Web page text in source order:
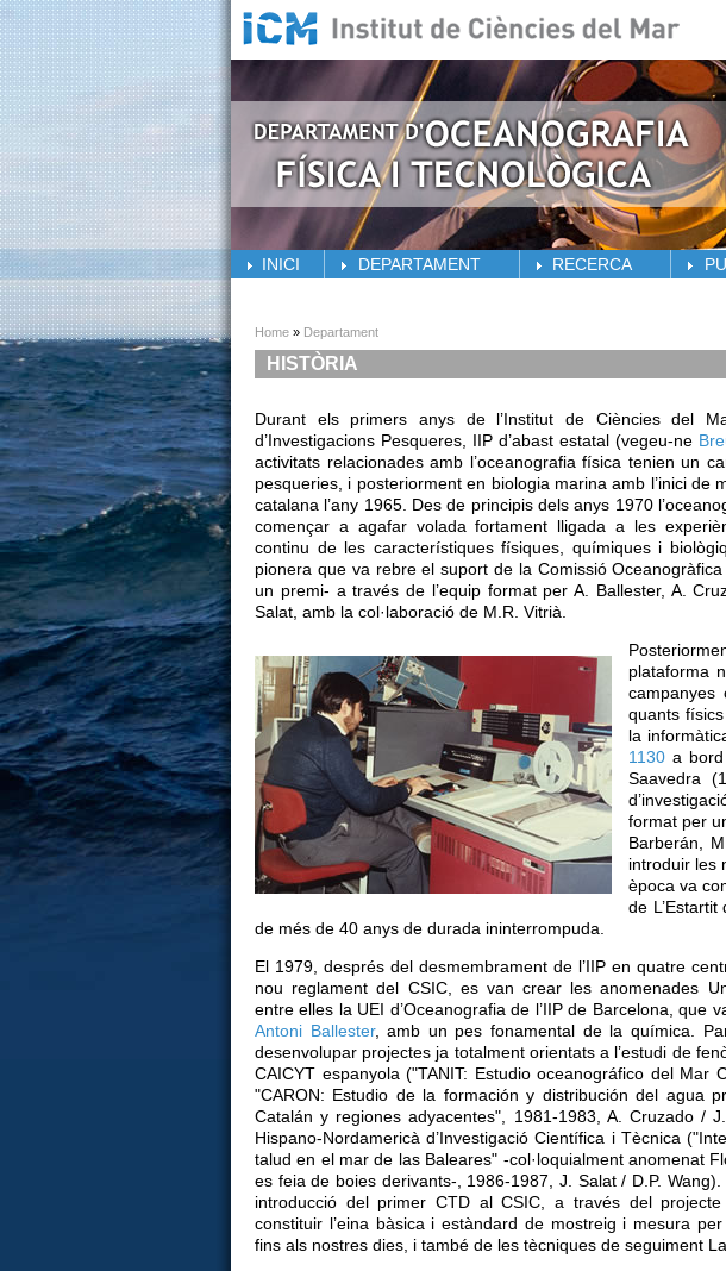
Skip to main content
INICI DEPARTAMENT RECERCA
You are here
Home » Departament
HISTÒRIA
Durant els primers anys de l’Institut de Ciències del
d’Investigacions Pesqueres, IIP d’abast estatal (vegeu-ne
activitats relacionades amb l’oceanografia física tenien un
pesqueries, i posteriorment en biologia marina amb l’inici de
catalana l’any 1965. Des de principis dels anys 1970
començar a agafar volada fortament lligada a les
continu de les característiques físiques, químiques i
pionera que va rebre el suport de la Comissió
un premi- a través de l’equip format per A. Ballester, A.
Salat, amb la col·laboració de M.R. Vitrià.
plataforma
campanyes
quants
la
1130 a
Saavedra
format per
Barberán,
introduir les
època va
de
de més de 40 anys de durada ininterrompuda.
El 1979, després del desmembrament de l’IIP en quatre
nou reglament del CSIC, es van crear les anomenades
entre elles la UEI d’Oceanografia de l’IIP de Barcelona, que
Antoni Ballester, amb un pes fonamental de la química.
desenvolupar projectes ja totalment orientats a l’estudi de
CAICYT espanyola ("TANIT: Estudio oceanográfico del Mar
"CARON: Estudio de la formación y distribución del agua
Catalán y regiones adyacentes", 1981-1983, A. Cruzado /
Hispano-Nordamericà d’Investigació Científica i Tècnica
talud en el mar de las Baleares" -col·loquialment anomenat
es feia de boies derivants-, 1986-1987, J. Salat / D.P.
introducció del primer CTD al CSIC, a través del
constituir l’eina bàsica i estàndard de mostreig i mesura
fins als nostres dies, i també de les tècniques de seguiment